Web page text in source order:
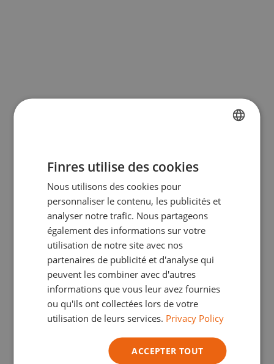
Apd :€3,17TVA Incl.
En savoir plus
Gagnez3points fidélité grâce à cet
achat.
Grain
P800-1000 P120-P180
Finres utilise des cookies
Nous utilisons des cookies pour
personnaliser le contenu, les publicités et
analyser notre trafic. Nous partageons
également des informations sur votre
utilisation de notre site avec nos
partenaires de publicité et d'analyse qui
peuvent les combiner avec d'autres
informations que vous leur avez fournies
ou qu'ils ont collectées lors de votre
utilisation de leurs services. Privacy Policy
ACCEPTER TOUT